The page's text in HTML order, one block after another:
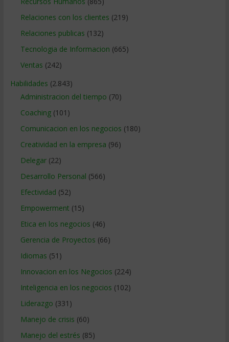
Relaciones con los clientes (219)
Relaciones publicas (132)
Tecnologia de Informacion (665)
Ventas (242)
Habilidades (2.843)
Administracion del tiempo (70)
Coaching(101)
Comunicacion en los negocios (180)
Creatividad en la empresa (96)
Delegar(22)
Desarrollo Personal (566)
Efectividad (52)
Empowerment (15)
Etica en los negocios (46)
Gerencia de Proyectos (66)
Idiomas (51)
Innovacion en los Negocios (224)
Inteligencia en los negocios (102)
Liderazgo (331)
Manejo de crisis (60)
Manejo del estrés (85)